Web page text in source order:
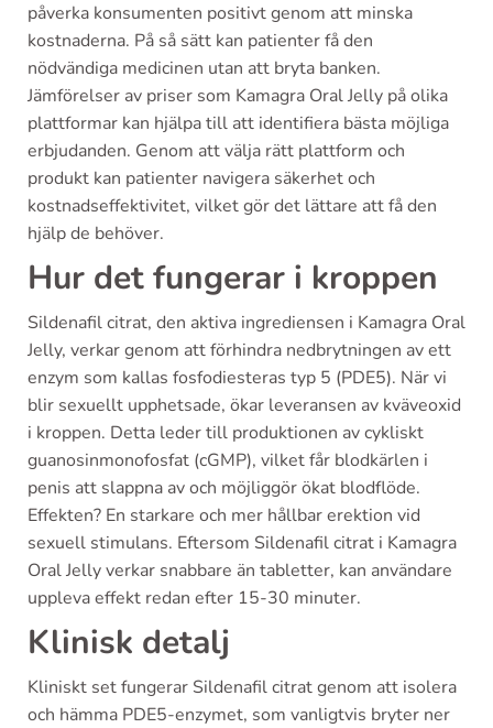
påverka konsumenten positivt genom att minska
kostnaderna. På så sätt kan patienter få den
nödvändiga medicinen utan att bryta banken.
Jämförelser av priser som Kamagra Oral Jelly på olika
plattformar kan hjälpa till att identifiera bästa möjliga
erbjudanden. Genom att välja rätt plattform och
produkt kan patienter navigera säkerhet och
kostnadseffektivitet, vilket gör det lättare att få den
hjälp de behöver.
Hur det fungerar i kroppen
Sildenafil citrat, den aktiva ingrediensen i Kamagra Oral
Jelly, verkar genom att förhindra nedbrytningen av ett
enzym som kallas fosfodiesteras typ 5 (PDE5). När vi
blir sexuellt upphetsade, ökar leveransen av kväveoxid
i kroppen. Detta leder till produktionen av cykliskt
guanosinmonofosfat (cGMP), vilket får blodkärlen i
penis att slappna av och möjliggör ökat blodflöde.
Effekten? En starkare och mer hållbar erektion vid
sexuell stimulans. Eftersom Sildenafil citrat i Kamagra
Oral Jelly verkar snabbare än tabletter, kan användare
uppleva effekt redan efter 15-30 minuter.
Klinisk detalj
Kliniskt set fungerar Sildenafil citrat genom att isolera
och hämma PDE5-enzymet, som vanligtvis bryter ner